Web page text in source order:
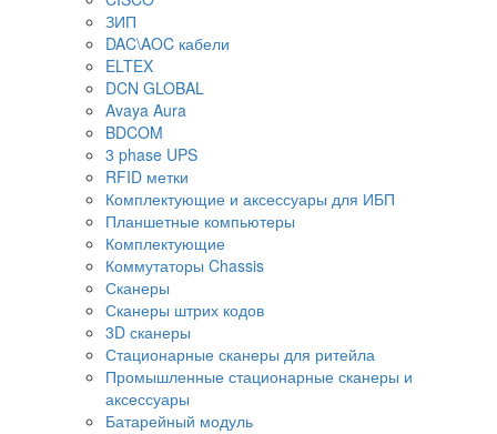
ЗИП
DAC\AOC кабели
ELTEX
DCN GLOBAL
Avaya Aura
BDCOM
3 phase UPS
RFID метки
Комплектующие и аксессуары для ИБП
Планшетные компьютеры
Комплектующие
Коммутаторы Chassis
Сканеры
Сканеры штрих кодов
3D сканеры
Стационарные сканеры для ритейла
Промышленные стационарные сканеры и
аксессуары
Батарейный модуль